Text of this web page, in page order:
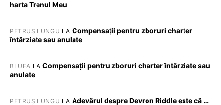
harta Trenul Meu
PETRUȘ LUNGU LA Compensații pentru zboruri charter
întârziate sau anulate
BLUEA LACompensații pentru zboruri charter întârziate sau
anulate
PETRUȘ LUNGU LA Adevărul despre Devron Riddle este că …